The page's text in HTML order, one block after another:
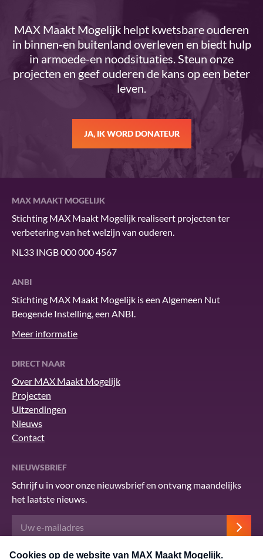
MAX Maakt Mogelijk helpt kwetsbare ouderen
in binnen-en buitenland overleven en biedt hulp
in armoede-en noodsituaties. Steun onze
projecten en geef ouderen de kans op een beter
leven.
JA, IK WORD DONATEUR
MAX MAAKT MOGELIJK
Stichting MAX Maakt Mogelijk realiseert projecten ter
verbetering van het welzijn van ouderen.
NL33 INGB 000 000 4567
ANBI
Stichting MAX Maakt Mogelijk is een Algemeen Nut
Beogende Instelling, een ANBI.
Meer informatie
DIRECT NAAR
Over MAX Maakt Mogelijk
Projecten
Uitzendingen
Nieuws
Contact
NIEUWSBRIEF
Schrijf u in voor onze nieuwsbrief en ontvang maandelijks
het laatste nieuws.
Deze site wordt beschermd door reCAPTCHA en het Googleprivacybeleid.